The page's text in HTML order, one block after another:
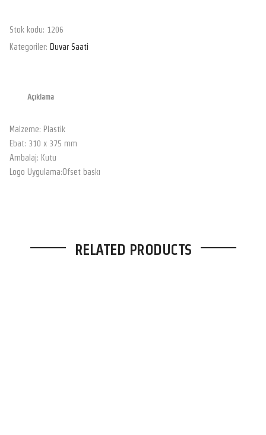
Stok kodu: 1206
Kategoriler: Duvar Saati
Açıklama
Malzeme: Plastik
Ebat: 310 x 375 mm
Ambalaj: Kutu
Logo Uygulama:Ofset baskı
RELATED PRODUCTS